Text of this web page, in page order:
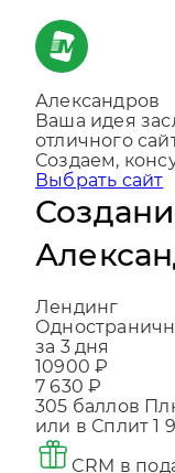
Александров
Ваша идея
отличного
Создаем,
развиваться|
Выбрать сайт
Лендинг
за 3 дня
10900 ₽
7 630 ₽
305баллов
или в Сплит